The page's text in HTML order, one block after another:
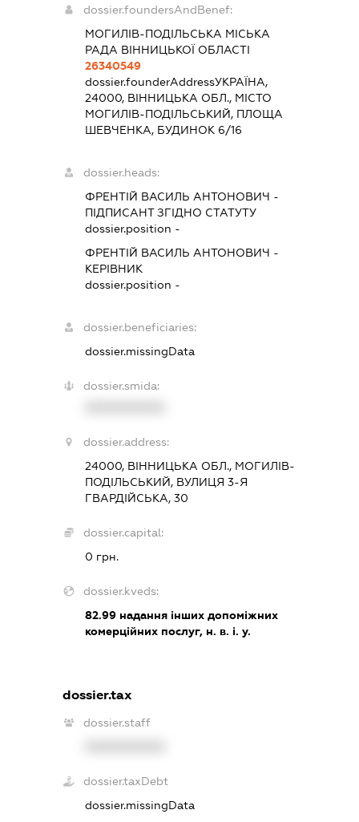
dossier.foundersAndBenef:
МОГИЛІВ-ПОДІЛЬСЬКА МІСЬКА
РАДА ВІННИЦЬКОЇ ОБЛАСТІ
26340549
dossier.founderAddressУКРАЇНА,
24000, ВІННИЦЬКА ОБЛ., МІСТО
МОГИЛІВ-ПОДІЛЬСЬКИЙ, ПЛОЩА
ШЕВЧЕНКА, БУДИНОК 6/16
dossier.heads:
ФРЕНТІЙ ВАСИЛЬ АНТОНОВИЧ -
ПІДПИСАНТЗГІДНО СТАТУТУ
dossier.position -
ФРЕНТІЙ ВАСИЛЬ АНТОНОВИЧ -
КЕРІВНИК
dossier.position -
dossier.beneficiaries:
dossier.missingData
dossier.smida:
dossier.address:
24000, ВІННИЦЬКА ОБЛ., МОГИЛІВ-
ПОДІЛЬСЬКИЙ, ВУЛИЦЯ 3-Я
ГВАРДІЙСЬКА, 30
dossier.capital:
0 грн.
dossier.kveds:
82.99 надання інших допоміжних
комерційних послуг, н. в. і. у.
dossier.tax
dossier.staff
dossier.taxDebt
dossier.missingData